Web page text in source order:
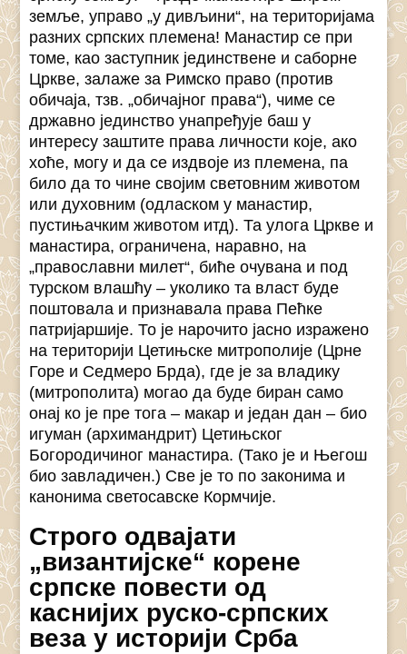
земље, управо „у дивљини“, на територијама
разних српских племена! Манастир се при
томе, као заступник јединствене и саборне
Цркве, залаже за Римско право (против
обичаја, тзв. „обичајног права“), чиме се
државно јединство унапређује баш у
интересу заштите права личности које, ако
хоће, могу и да се издвоје из племена, па
било да то чине својим световним животом
или духовним (одласком у манастир,
пустињачким животом итд). Та улога Цркве и
манастира, ограничена, наравно, на
„православни милет“, биће очувана и под
турском влашћу – уколико та власт буде
поштовала и признавала права Пећке
патријаршије. То је нарочито јасно изражено
на територији Цетињске митрополије (Црне
Горе и Седмеро Брда), где је за владику
(митрополита) могао да буде биран само
онај ко је пре тога – макар и један дан – био
игуман (архимандрит) Цетињског
Богородичиног манастира. (Тако је и Његош
био завладичен.) Све је то по законима и
канонима светосавске Кормчије.
Строго одвајати
„византијске“ корене
српске повести од
каснијих руско-српских
веза у историји Срба